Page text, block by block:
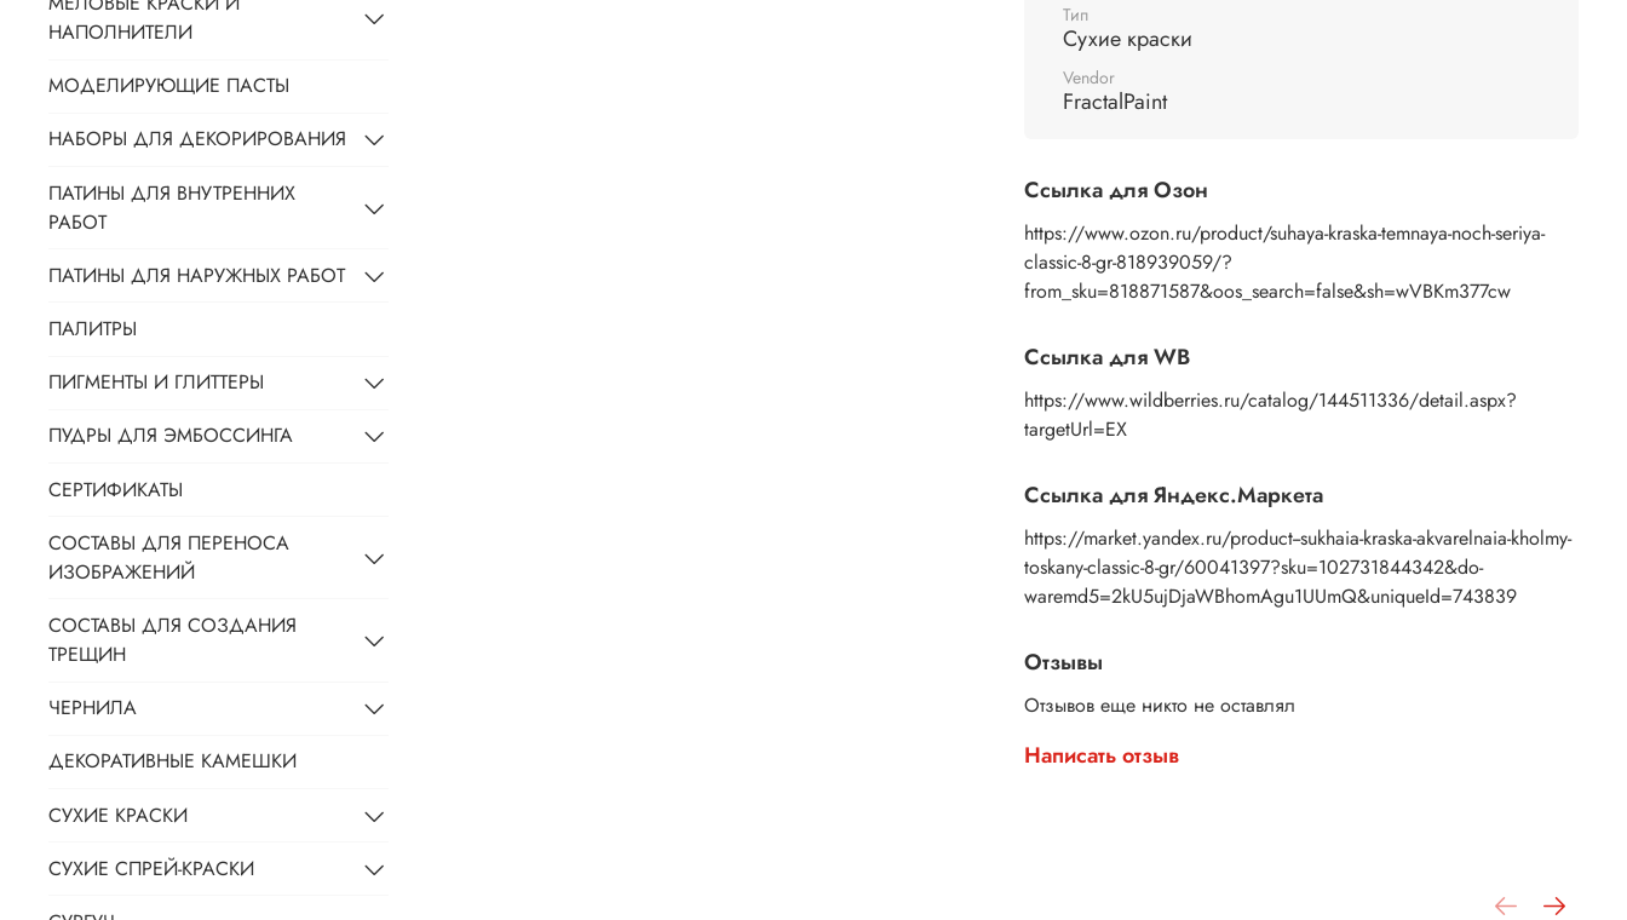
Тип
Сухие краски
Vendor
FractalPaint
Ссылка для Озон
https://www.ozon.ru/product/suhaya-kraska-temnaya-noch-seriya-
classic-8-gr-818939059/?
from_sku=818871587&oos_search=false&sh=wVBKm377cw
Ссылка для WB
https://www.wildberries.ru/catalog/144511336/detail.aspx?
targetUrl=EX
Ссылка для Яндекс.Маркета
https://market.yandex.ru/product--sukhaia-kraska-akvarelnaia-kholmy-
toskany-classic-8-gr/60041397?sku=102731844342&do-
waremd5=2kU5ujDjaWBhomAgu1UUmQ&uniqueId=743839
Отзывы
Отзывов еще никто не оставлял
Написать отзыв
НАПОЛНИТЕЛИ
МОДЕЛИРУЮЩИЕ ПАСТЫ
НАБОРЫ ДЛЯ ДЕКОРИРОВАНИЯ
ПАТИНЫ ДЛЯ ВНУТРЕННИХ
РАБОТ
ПАТИНЫ ДЛЯ НАРУЖНЫХ РАБОТ
ПАЛИТРЫ
ПИГМЕНТЫ И ГЛИТТЕРЫ
ПУДРЫ ДЛЯ ЭМБОССИНГА
СЕРТИФИКАТЫ
СОСТАВЫ ДЛЯ ПЕРЕНОСА
ИЗОБРАЖЕНИЙ
СОСТАВЫ ДЛЯ СОЗДАНИЯ
ТРЕЩИН
ЧЕРНИЛА
ДЕКОРАТИВНЫЕ КАМЕШКИ
СУХИЕ КРАСКИ
СУХИЕ СПРЕЙ-КРАСКИ